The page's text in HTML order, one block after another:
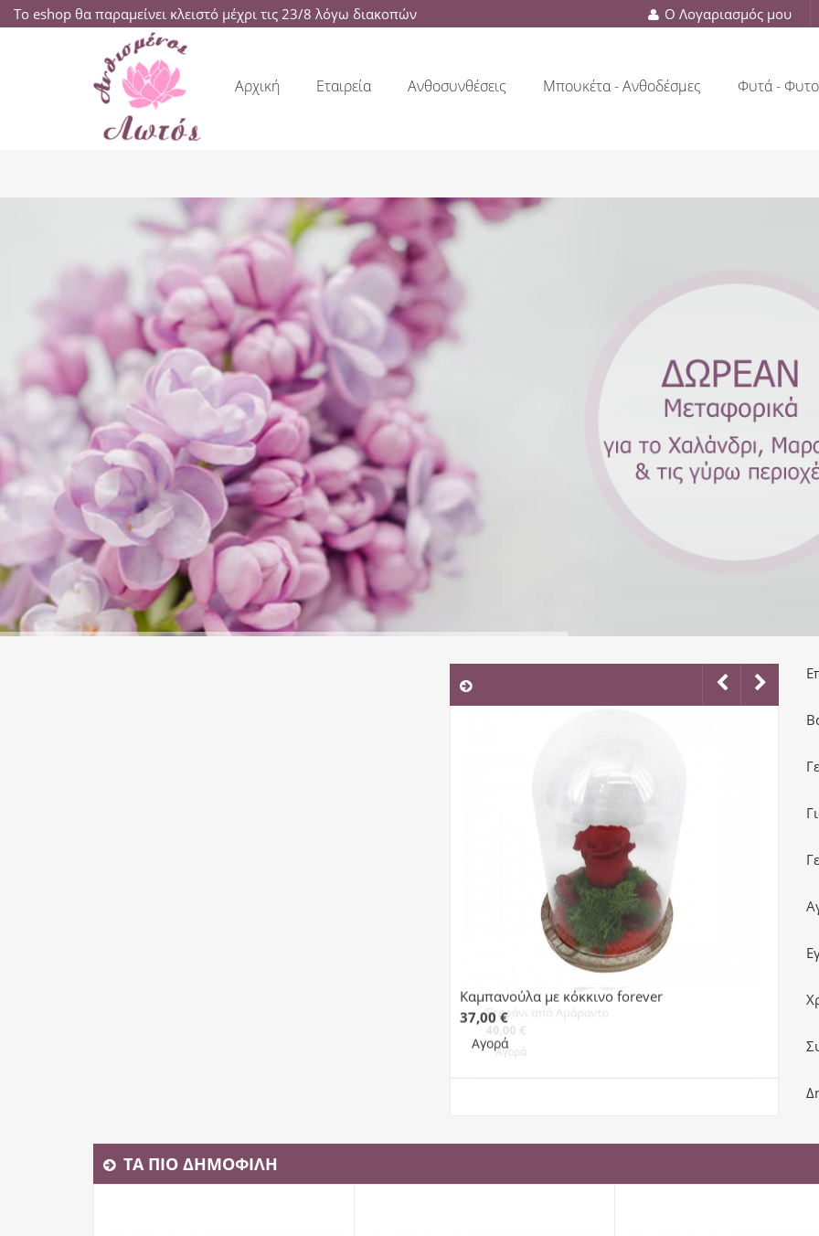
Το eshop θα παραμείνει κλειστό μέχρι τις 23/8 λόγω διακοπών Ο Λογαριασμός μου
Αρχική Εταιρεία Ανθοσυνθέσεις Μπουκέτα - Ανθοδέσμες Φυτά -
Καμπανούλα με κόκκινο forever
37,00 €
ΤΑ ΠΙΟ ΔΗΜΟΦΙΛΗ